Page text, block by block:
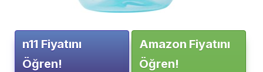
n11 Fiyatını
Öğren!
Amazon Fiyatını
Öğren!